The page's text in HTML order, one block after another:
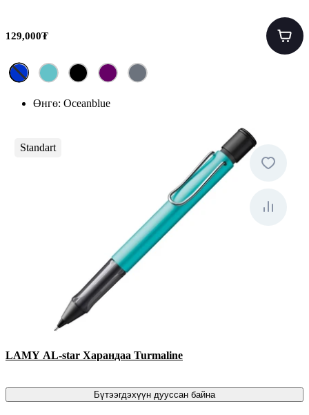
129,000₮
Өнгө: Oceanblue
Standart
LAMY AL-star Харандаа Turmaline
Бүтээгдэхүүн дууссан байна